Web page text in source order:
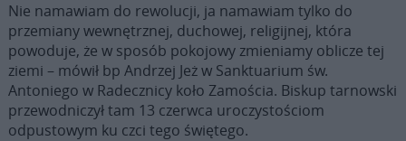
Nie namawiam do rewolucji, ja namawiam tylko do
przemiany wewnętrznej, duchowej, religijnej, która
powoduje, że w sposób pokojowy zmieniamy oblicze tej
ziemi – mówił bp Andrzej Jeż w Sanktuarium św.
Antoniego w Radecznicy koło Zamościa. Biskup tarnowski
przewodniczył tam 13 czerwca uroczystościom
odpustowym ku czci tego świętego.